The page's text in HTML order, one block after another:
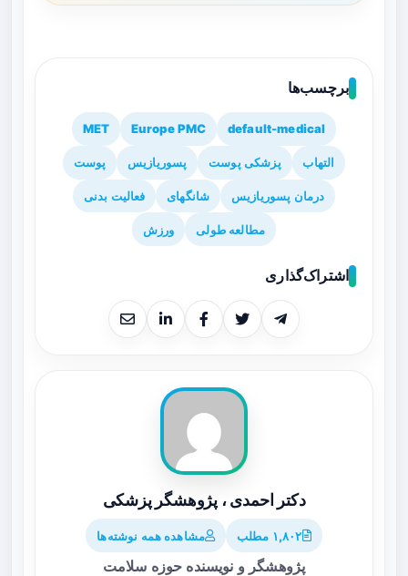
برچسب‌ها
default-medical
Europe PMC
MET
التهاب پزشکی پوست پسوریازیس پوست
درمان پسوریازیس شانگهای فعالیت بدنی
مطالعه طولی ورزش
اشتراک‌گذاری
دکتر احمدی ، پژوهشگر پزشکی
۱,۸۰۲ مطلب مشاهده همه نوشته‌ها
پژوهشگر و نویسنده حوزه سلامت